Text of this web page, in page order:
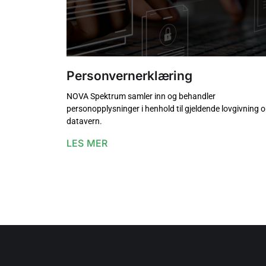
Personvernerklæring
NOVA Spektrum samler inn og behandler
personopplysninger i henhold til gjeldende lovgivning
datavern.
LES MER